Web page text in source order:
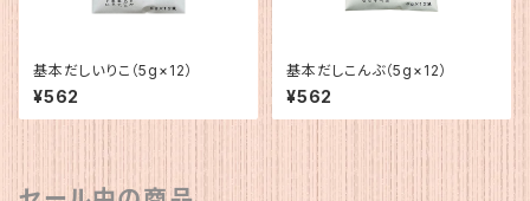
基本だしいりこ（5g×12）
¥562
基本だしこんぶ（5g×12）
¥562